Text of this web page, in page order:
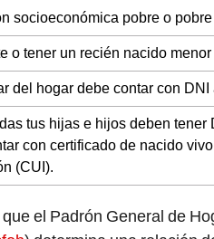
socioeconómica pobre o
o tener un recién nacido
del hogar debe contar con
tus hijas e hijos deben
con certificado de nacido
(CUI).
el Padrón General de